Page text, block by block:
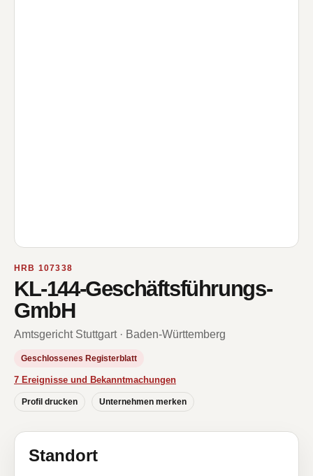
HRB 107338
KL-144-Geschäftsführungs-
GmbH
Amtsgericht Stuttgart · Baden-Württemberg
Geschlossenes Registerblatt
7 Ereignisse und Bekanntmachungen
Profil drucken Unternehmen merken
Standort